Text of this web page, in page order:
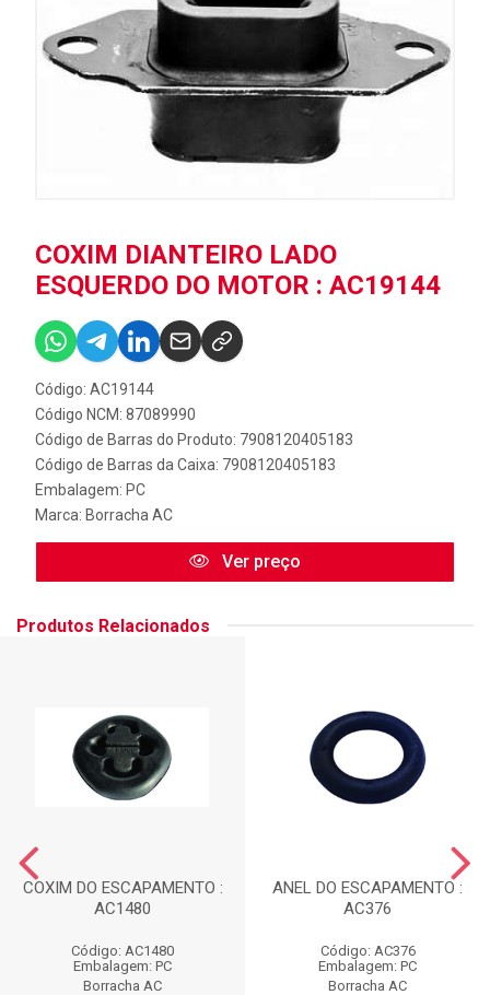
COXIM DIANTEIRO LADO
ESQUERDO DO MOTOR : AC19144
Código: AC19144
Código NCM: 87089990
Código de Barras do Produto: 7908120405183
Código de Barras da Caixa: 7908120405183
Embalagem: PC
Marca: Borracha AC
Ver preço
Produtos Relacionados
COXIM DO ESCAPAMENTO :
AC1480
Código: AC1480
Embalagem: PC
Borracha AC
ANEL DO ESCAPAMENTO :
AC376
Código: AC376
Embalagem: PC
Borracha AC